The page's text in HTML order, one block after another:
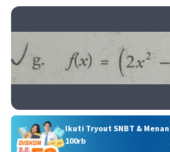
Ikuti Tryout SNBT &
100rb